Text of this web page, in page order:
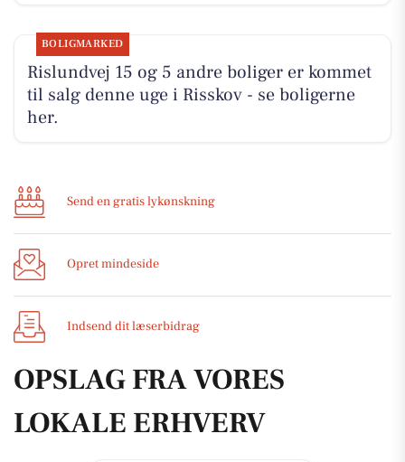
BOLIGMARKED
Rislundvej 15 og 5 andre boliger er kommet
til salg denne uge i Risskov - se boligerne
her.
Send en gratis lykønskning
Opret mindeside
Indsend dit læserbidrag
OPSLAG FRA VORES
LOKALE ERHVERV